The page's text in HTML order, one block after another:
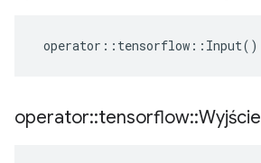
operator :: tensorflow :: Input()
operator::tensorflow::Wyjście